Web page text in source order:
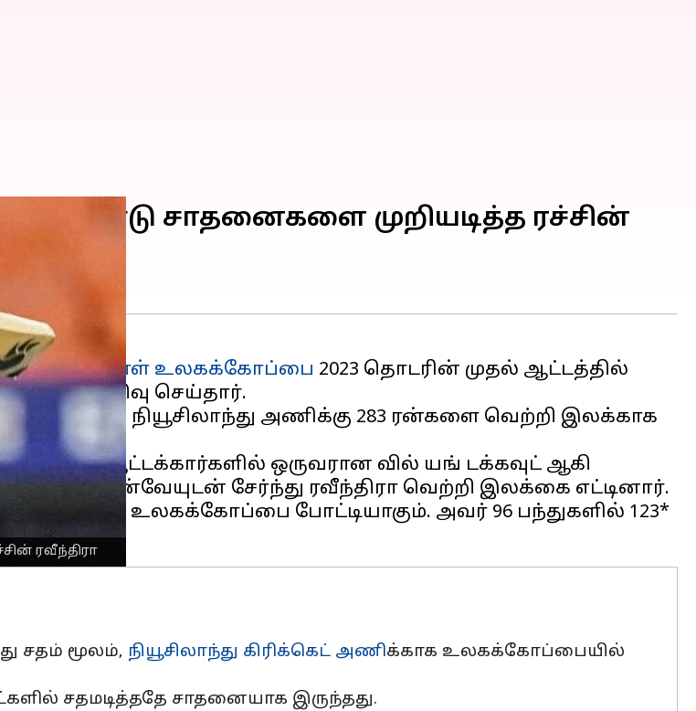
ரவீந்திரா
இரண்டு சாதனைகளை முறியடித்த ரச்சின்
ஒருநாள் உலகக்கோப்பை 2023 தொடரின் முதல் ஆட்டத்தில்
சதத்தை பதிவு செய்தார்.
அணி
, நியூசிலாந்து அணிக்கு 283 ரன்களை வெற்றி இலக்காக
ஆட்டக்கார்களில் ஒருவரான வில் யங் டக்கவுட் ஆகி
கான்வேயுடன் சேர்ந்து ரவீந்திரா வெற்றி இலக்கை எட்டினார்.
ஒருநாள் உலகக்கோப்பை போட்டியாகும். அவர் 96 பந்துகளில் 123*
சதம் மூலம், நியூசிலாந்து கிரிக்கெட் அணிக்காக உலகக்கோப்பையில்
சதமடித்ததே சாதனையாக இருந்தது.